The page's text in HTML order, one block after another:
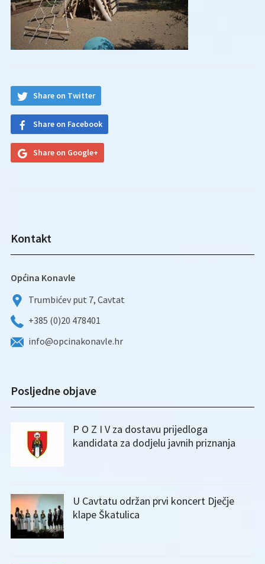
Share on Twitter
Share on Facebook
Share on Google+
Kontakt
Općina Konavle
Trumbićev put 7, Cavtat
+385 (0)20 478401
info@opcinakonavle.hr
Posljedne objave
P O Z I V za dostavu prijedloga
kandidata za dodjelu javnih priznanja
U Cavtatu održan prvi koncert Dječje
klape Škatulica